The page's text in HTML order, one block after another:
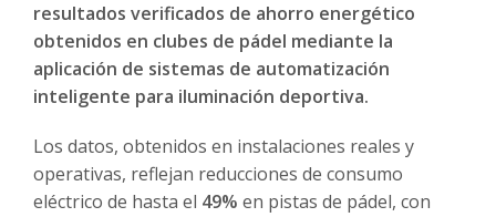
resultados verificados de ahorro energético
obtenidos en clubes de pádel mediante la
aplicación de sistemas de automatización
inteligente para iluminación deportiva.
Los datos, obtenidos en instalaciones reales y
operativas, reflejan reducciones de consumo
eléctrico de hasta el 49% en pistas de pádel, con